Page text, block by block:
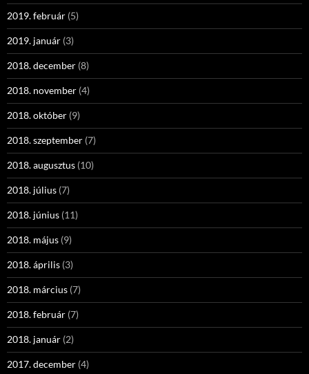
2019. február (5)
2019. január (3)
2018. december (8)
2018. november (4)
2018. október (9)
2018. szeptember (7)
2018. augusztus (10)
2018. július (7)
2018. június (11)
2018. május (9)
2018. április (3)
2018. március (7)
2018. február (7)
2018. január (2)
2017. december (4)